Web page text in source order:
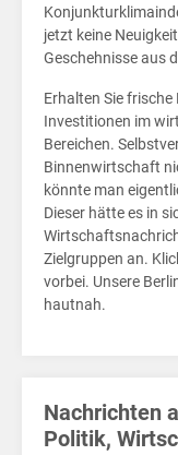
jetzt keine
Geschehnisse aus
Erhalten Sie
Investitionen im
Bereichen.
Binnenwirtschaft
könnte man
Dieser hätte es in
Zielgruppen an.
vorbei. Unsere
hautnah.
Nachrichten
Politik,